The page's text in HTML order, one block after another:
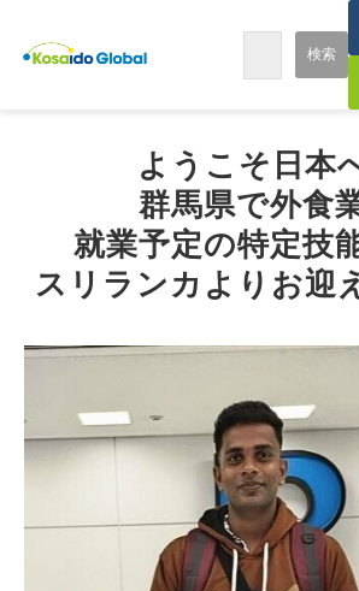
導入事例
お知らせ
セミナー
海外人材活用お役立ちコラム
ようこそ日本
群馬県で外食
就業予定の特定技
スリランカよりお迎